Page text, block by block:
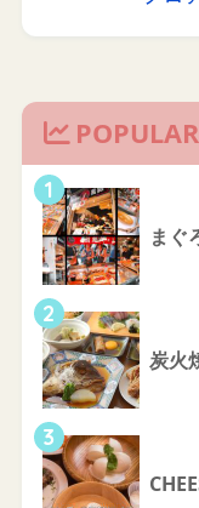
POPULAR
1
まぐ
2
炭火
3